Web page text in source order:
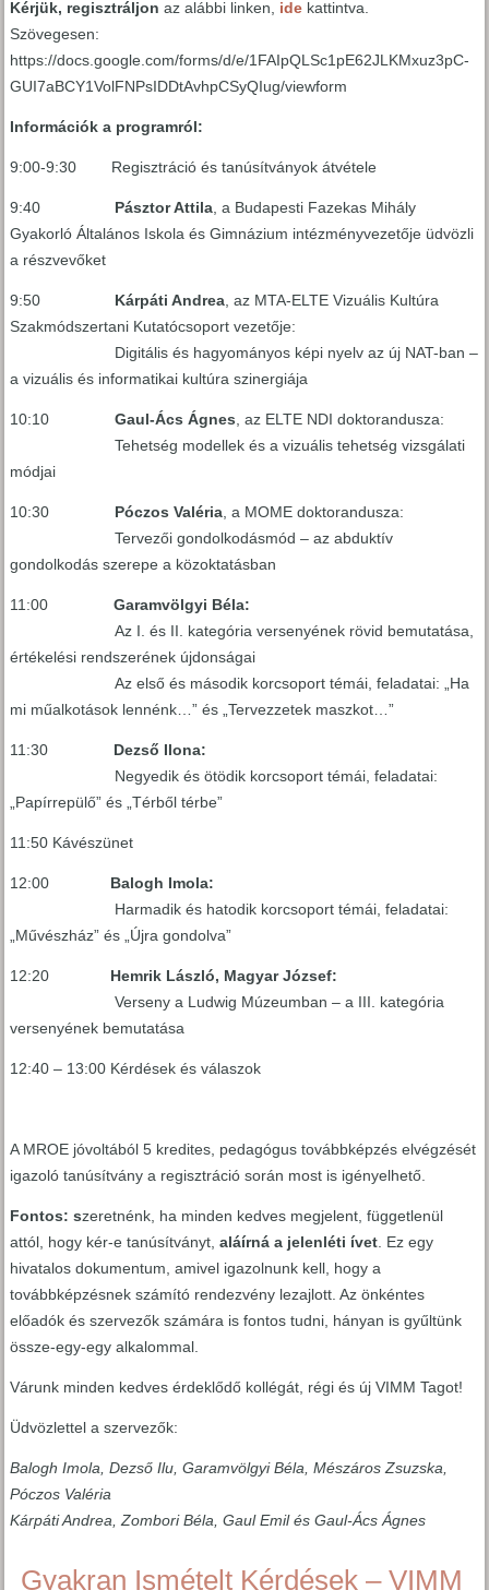
Kérjük, regisztráljon az alábbi linken, ide kattintva.
Szövegesen:
https://docs.google.com/forms/d/e/1FAIpQLSc1pE62JLKMxuz3pC-
GUI7aBCY1VolFNPsIDDtAvhpCSyQIug/viewform
Információk a programról:
9:00-9:30 Regisztráció és tanúsítványok átvétele
9:40 Pásztor Attila, a Budapesti Fazekas Mihály
Gyakorló Általános Iskola és Gimnázium intézményvezetője üdvözli
a részvevőket
9:50 Kárpáti Andrea, az MTA-ELTE Vizuális Kultúra
Szakmódszertani Kutatócsoport vezetője:
Digitális és hagyományos képi nyelv az új NAT-ban –
a vizuális és informatikai kultúra szinergiája
10:10Gaul-Ács Ágnes, az ELTE NDI doktorandusza:
Tehetség modellek és a vizuális tehetség vizsgálati
módjai
10:30 Póczos Valéria, a MOME doktorandusza:
Tervezői gondolkodásmód – az abduktív
gondolkodás szerepe a közoktatásban
11:00 Garamvölgyi Béla:
Az I. és II. kategória versenyének rövid bemutatása,
értékelési rendszerének újdonságai
Az első és második korcsoport témái, feladatai: „Ha
mi műalkotások lennénk…” és „Tervezzetek maszkot…”
11:30 Dezső Ilona:
Negyedik és ötödik korcsoport témái, feladatai:
„Papírrepülő” és „Térből térbe”
11:50 Kávészünet
12:00 Balogh Imola:
Harmadik és hatodik korcsoport témái, feladatai:
„Művészház” és „Újra gondolva”
12:20 Hemrik László, Magyar József:
Verseny a Ludwig Múzeumban – a III. kategória
versenyének bemutatása
12:40 – 13:00 Kérdések és válaszok
A MROE jóvoltából 5 kredites, pedagógus továbbképzés elvégzését
igazoló tanúsítvány a regisztráció során most is igényelhető.
Fontos: szeretnénk, ha minden kedves megjelent, függetlenül
attól, hogy kér-e tanúsítványt,aláírná a jelenléti ívet. Ez egy
hivatalos dokumentum, amivel igazolnunk kell, hogy a
továbbképzésnek számító rendezvény lezajlott. Az önkéntes
előadók és szervezők számára is fontos tudni, hányan is gyűltünk
össze-egy-egy alkalommal.
Várunk minden kedves érdeklődő kollégát, régi és új VIMM Tagot!
Üdvözlettel a szervezők:
Balogh Imola, Dezső Ilu, Garamvölgyi Béla, Mészáros Zsuzska,
Póczos Valéria
Kárpáti Andrea, Zombori Béla, Gaul Emil és Gaul-Ács Ágnes
Gyakran Ismételt Kérdések – VIMM